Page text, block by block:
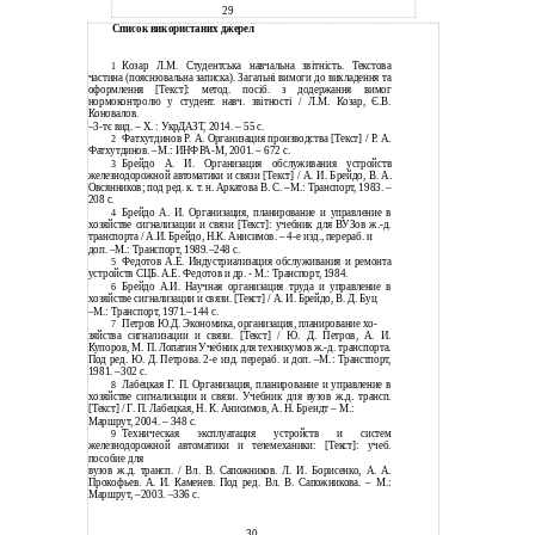
29
Список використаних джерел
1 Козар Л.М. Студентська навчальна звітність. Текстова
частина (пояснювальна записка). Загальні вимоги до викладення та
оформлення [Текст]: метод. посіб. з додержання вимог
нормоконтролю у студент. навч. звітності / Л.М. Козар, Є.В.
Коновалов.
–3-тє вид. – Х. : УкрДАЗТ, 2014. – 55 c.
2 Фатхутдинов Р. А. Организация производства [Текст] / Р. А.
Фатхутдинов.–М.: ИНФРА-М, 2001. – 672 с.
3 Брейдо А. И. Организация обслуживания устройств
железнодорожной автоматики и связи [Текст] / А. И. Брейдо, В. А.
Овсянников; под ред. к. т. н. Аркатова В. С.–М.: Транспорт, 1983. –
208 с.
4 Брейдо А. И. Организация, планирование и управление в
хозяйстве сигнализации и связи [Текст]: учебник для ВУЗовж.-д.
транспорта / А.И. Брейдо, Н.К. Анисимов. – 4-е изд., перераб. и
доп. –М.: Транспорт, 1989.–248 с.
5 Федотов А.Е. Индустриализация обслуживания и ремонта
устройств СЦБ. А.Е. Федотов и др. - М.: Транспорт, 1984.
6 Брейдо А.И. Научная организация труда и управление в
хозяйстве сигнализации и связи. [Текст] / А. И. Брейдо, В. Д. Буц
–М.: Транспорт, 1971.–144 с.
7 Петров Ю.Д. Экономика, организация, планирование хо-
зяйства сигнализации и связи. [Текст] / Ю. Д. Петров, А. И.
Купоров, М. П. Лопатин Учебник для техникумов ж.-д. транспорта.
Под ред. Ю. Д. Петрова. 2-е изд. перераб. и доп. –М.: Транстпорт,
1981. –302 с.
8 Лабецкая Г. П. Организация, планирование и управление в
хозяйстве сигнализации и связи. Учебник для вузов ж.д. трансп.
[Текст] / Г. П. Лабецкая, Н. К. Анисимов, А. Н. Брендт – М.:
Маршрут, 2004. – 348 с.
9 Техническая эксплуатация устройств и систем
железнодорожной автоматики и телемеханики: [Текст]: учеб.
пособие для
вузов ж.д. трансп. / Вл. В. Сапожников. Л. И. Борисенко, А. А.
Прокофьев. А. И. Каменев. Под ред. Вл. В. Сапожникова. – М.:
Маршрут, –2003. –336 с.